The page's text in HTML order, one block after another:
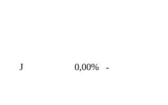
J 0,00% -